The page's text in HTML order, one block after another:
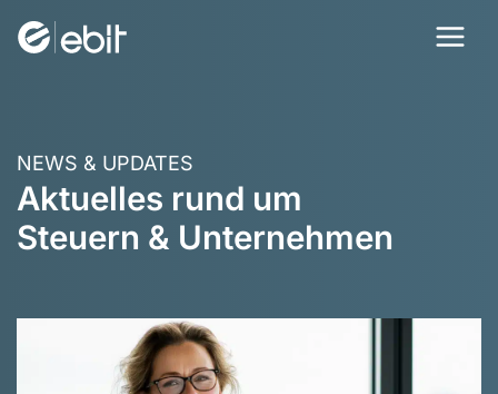
Inhalt
NEWS & UPDATES
Aktuelles rund um
Steuern & Unternehmen